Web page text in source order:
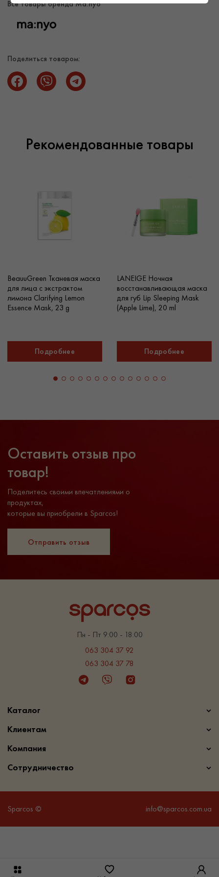
средство по коже. Используйте утром и вечером.
Bifida Biome интенсивный крем-концентрат Ma:nyo вы
можете выгодно купить в составе оптовой закупки,
оригинальную топовую продукцию ведущих брендов по
приятным ценам. Оптовая продажа косметики возможна
при условии покупки товаров на сумму от 3000 гривен.
Все товары бренда Ma:nyo
Поделиться товаром:
Рекомендованные товары
BeauuGreen Тканевая маска
для лица c экстрактом
лимона Clarifying Lemon
Essence Mask, 23 g
Подробнее
LANEIGE Ночная
восстанавливающая маска
для губ Lip Sleeping Mask
(Apple Lime), 20 ml
Подробнее
Оставить отзыв про
товар!
Поделитесь своими впечатлениями о
продуктах,
которые вы приобрели в Sparcos!
Отправить отзыв
Пн - Пт 9:00 - 18:00
063 304 37 92
063 304 37 78
TelegramViber Instagram
Каталог
Клиентам
Компания
Сотрудничество
Sparcos © info@sparcos.com.ua